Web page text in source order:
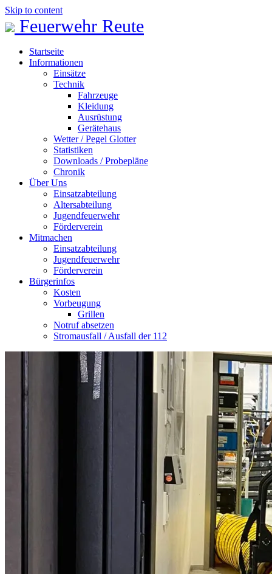
Skip to content
Feuerwehr Reute
Startseite
Informationen
Einsätze
Technik
Fahrzeuge
Kleidung
Ausrüstung
Gerätehaus
Wetter / Pegel Glotter
Statistiken
Downloads / Probepläne
Chronik
Über Uns
Einsatzabteilung
Altersabteilung
Jugendfeuerwehr
Förderverein
Mitmachen
Einsatzabteilung
Jugendfeuerwehr
Förderverein
Bürgerinfos
Kosten
Vorbeugung
Grillen
Notruf absetzen
Stromausfall / Ausfall der 112